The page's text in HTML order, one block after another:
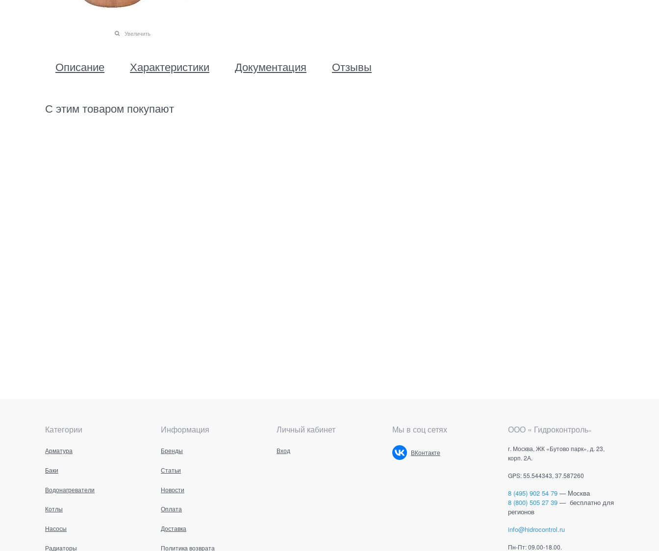
Увеличить
Описание Характеристики Документация Отзывы
С этим товаром покупают
Категории
Арматура
Баки
Водонагреватели
Котлы
Насосы
Радиаторы
Информация
Бренды
Статьи
Новости
Оплата
Доставка
Политика возврата
Личный кабинет
Вход
Мы в соц сетях
ВКонтакте
ООО « Гидроконтроль»
г. Москва, ЖК «Бутово парк», д. 23,
корп. 2А.
GPS: 55.544343, 37.587260
8 (495) 902 54 79 — Москва
8 (800) 505 27 39 — бесплатно для
регионов
info@hidrocontrol.ru
Пн-Пт: 09.00-18.00.